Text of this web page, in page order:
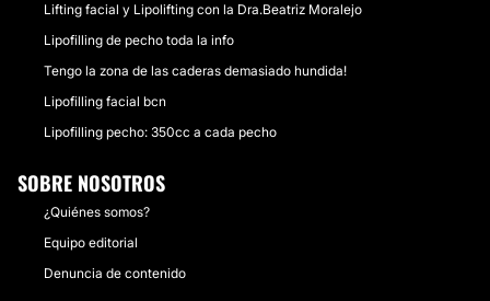
Lifting facial y Lipolifting con la Dra.Beatriz Moralejo
Lipofilling de pecho toda la info
Tengo la zona de las caderas demasiado hundida!
Lipofilling facial bcn
Lipofilling pecho: 350cc a cada pecho
SOBRE NOSOTROS
¿Quiénes somos?
Equipo editorial
Denuncia de contenido